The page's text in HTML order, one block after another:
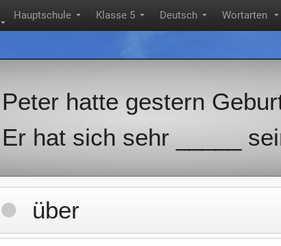
▼
Hauptschule ▼ Klasse 5 ▼ Deutsch ▼ Wortarten ▼
Peter hatte gestern
Er hat sich sehr _____
über